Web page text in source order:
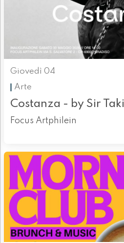
Giovedì 04
Arte
Costanza - by Sir Taki
Focus Artphilein